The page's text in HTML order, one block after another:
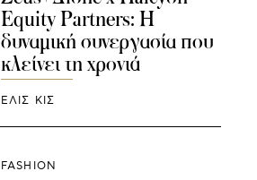
Equity Partners: Η
δυναμική συνεργασία που
κλείνει τη χρονιά
ΕΛΙΣ ΚΙΣ
FASHION